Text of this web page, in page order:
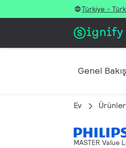
Türkiye -
Genel Bakış
Ev Ürünler
MASTER Value